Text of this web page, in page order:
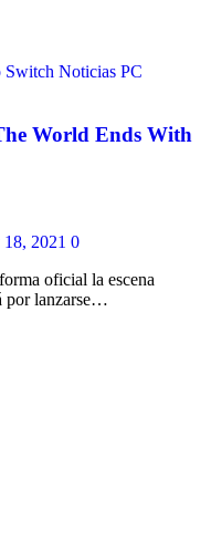
Switch Noticias PC
World Ends With
2021 0
oficial la escena
por lanzarse…